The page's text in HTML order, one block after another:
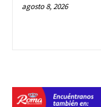
agosto 8, 2026